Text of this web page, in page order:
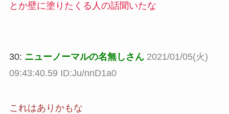
とか壁に塗りたくる人の話聞いたな
30: ニューノーマルの名無しさん 2021/01/05(火)
09:43:40.59 ID:Ju/nnD1a0
これはありかもな